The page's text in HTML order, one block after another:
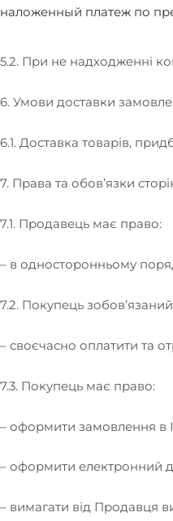
наложенный платеж по
5.2. При не надходженні
6. Умови доставки
6.1. Доставка товарів,
7. Права та обов’язки
7.1. Продавець має право:
– в односторонньому
7.2. Покупець
– своєчасно оплатити та
7.3. Покупець має право:
– оформити замовлення в
– оформити електронний
– вимагати від Продавця